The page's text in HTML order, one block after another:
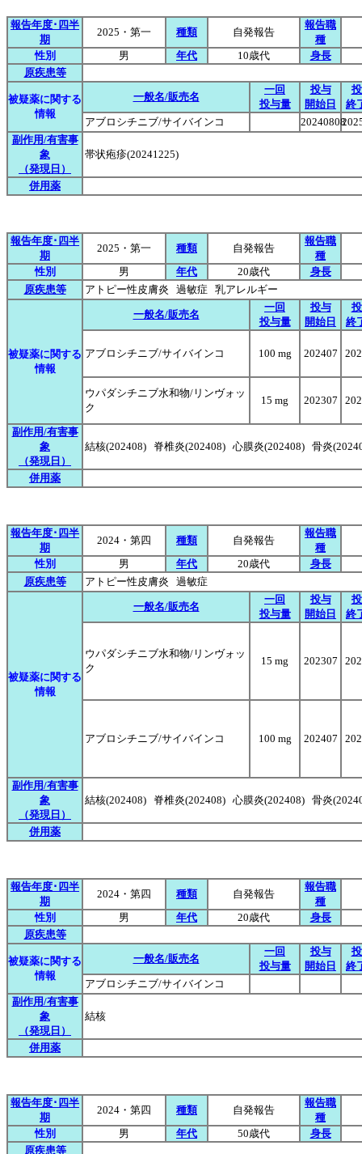
報告年度･四半
期
2025・第一 種類 自発報告
報告職
種
性別
男 年代 10歳代
身長
原疾患等
被疑薬に関する
情報
一般名/販売名
一回
投与量
投与
開始日
終
アブロシチニブ/サイバインコ
20240808
副作用/有害事
象
（発現日）
帯状疱疹(20241225)
併用薬
報告年度･四半
期
2025・第一 種類 自発報告
報告職
種
性別
男 年代 20歳代
身長
原疾患等
アトピー性皮膚炎 過敏症 乳アレルギー
被疑薬に関する
情報
一般名/販売名
一回
投与量
投与
開始日
終
アブロシチニブ/サイバインコ 100 mg 202407
ウパダシチニブ水和物/リンヴォッ
ク
15 mg 202307
副作用/有害事
象
（発現日）
結核(202408) 脊椎炎(202408) 心膜炎(202408) 骨炎
併用薬
報告年度･四半
期
2024・第四 種類 自発報告
報告職
種
性別
男 年代 20歳代
身長
原疾患等
アトピー性皮膚炎 過敏症
被疑薬に関する
情報
一般名/販売名
一回
投与量
投与
開始日
終
ウパダシチニブ水和物/リンヴォッ
ク
15 mg 202307
アブロシチニブ/サイバインコ 100 mg 202407
副作用/有害事
象
（発現日）
結核(202408) 脊椎炎(202408) 心膜炎(202408) 骨炎
併用薬
報告年度･四半
期
2024・第四 種類 自発報告
報告職
種
性別
男 年代 20歳代
身長
原疾患等
被疑薬に関する
情報
一般名/販売名
一回
投与量
投与
開始日
終
アブロシチニブ/サイバインコ
副作用/有害事
象
（発現日）
結核
併用薬
報告年度･四半
期
2024・第四 種類 自発報告
報告職
種
性別
男 年代 50歳代
身長
原疾患等